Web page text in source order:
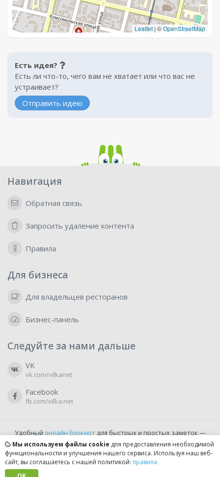
Leaflet | ©OpenStreetMap
Есть идея?
Есть ли что-то, чего вам не хватает или что вас не
устраивает?
Отправить идею
Навигация
Обратная связь
Запросить удаление контента
Правила
Для бизнеса
Для владельцев ресторанов
Бизнес-панель
Следуйте за нами дальше
VK
vk.com/vilkanet
Facebook
fb.com/vilka.net
Удобный онлайн блокнотдля быстрых и простых заметок —
бесплатно и доступно прямо из браузера.
Мы используем файлы cookie для предоставления необходимой
функциональности и улучшения нашего сервиса. Используя наш веб-
сайт, вы соглашаетесь с нашей политикой: правила